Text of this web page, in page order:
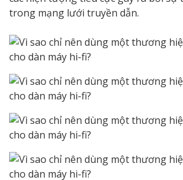
trong mạng lưới truyền dẫn.